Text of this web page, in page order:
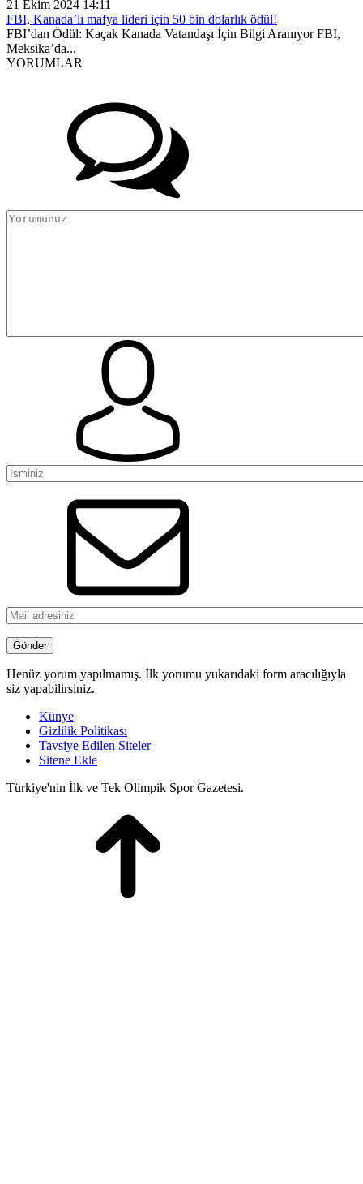
21 Ekim 2024 14:11
FBI, Kanada’lı mafya lideri için 50 bin dolarlık ödül!
FBI’dan Ödül: Kaçak Kanada Vatandaşı İçin Bilgi Aranıyor FBI,
Meksika’da...
YORUMLAR
Henüz yorum yapılmamış. İlk yorumu yukarıdaki form aracılığıyla
siz yapabilirsiniz.
Künye
Gizlilik Politikası
Tavsiye Edilen Siteler
Sitene Ekle
Türkiye'nin İlk ve Tek Olimpik Spor Gazetesi.